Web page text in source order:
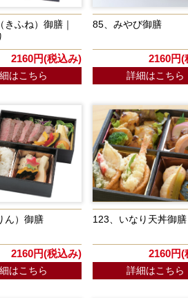
きふね）御膳｜
2160円(税込み)
はこちら
85、みやび御膳
2160円(
詳細はこちら
ん）御膳
2160円(税込み)
はこちら
123、いなり天丼御膳
2160円(
詳細はこちら